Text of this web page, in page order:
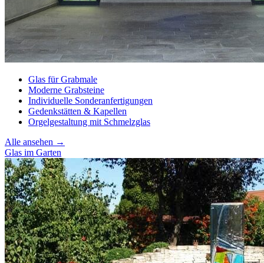
Glas für Grabmale
Moderne Grabsteine
Individuelle Sonderanfertigungen
Gedenkstätten & Kapellen
Orgelgestaltung mit Schmelzglas
Alle ansehen →
Glas im Garten